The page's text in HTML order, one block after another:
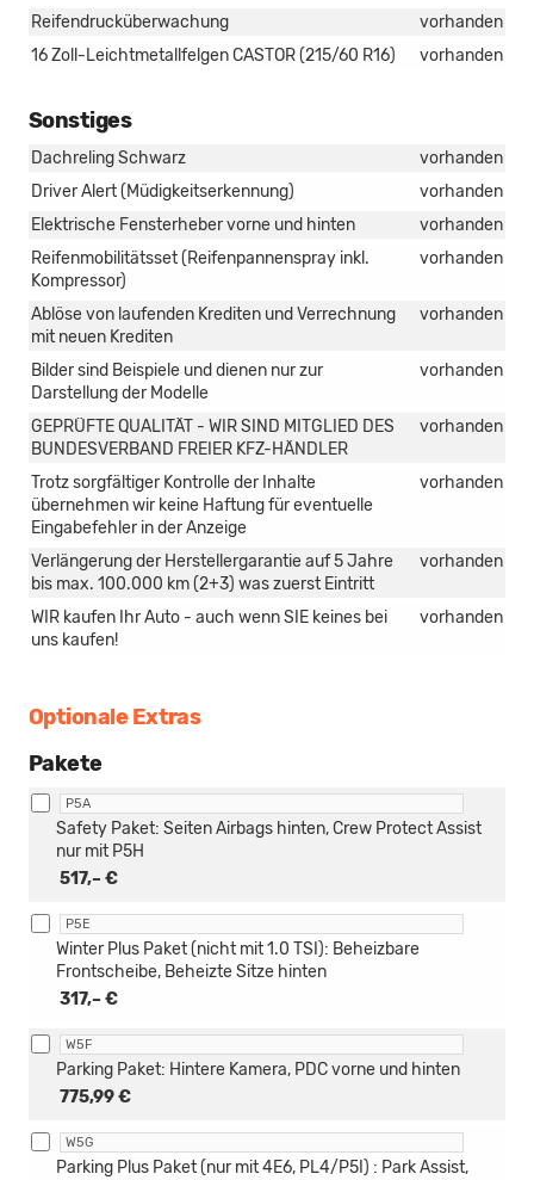
Reifendrucküberwachung
vorhanden
16 Zoll-Leichtmetallfelgen CASTOR (215/60 R16)
vorhanden
Sonstiges
Dachreling Schwarz
vorhanden
Driver Alert (Müdigkeitserkennung)
vorhanden
Elektrische Fensterheber vorne und hinten
vorhanden
Reifenmobilitätsset (Reifenpannenspray inkl.
Kompressor)
vorhanden
Ablöse von laufenden Krediten und Verrechnung
mit neuen Krediten
vorhanden
Bilder sind Beispiele und dienen nur zur
Darstellung der Modelle
vorhanden
GEPRÜFTE QUALITÄT - WIR SIND MITGLIED DES
BUNDESVERBAND FREIER KFZ-HÄNDLER
vorhanden
Trotz sorgfältiger Kontrolle der Inhalte
übernehmen wir keine Haftung für eventuelle
Eingabefehler in der Anzeige
vorhanden
Verlängerung der Herstellergarantie auf 5 Jahre
bis max. 100.000 km (2+3) was zuerst Eintritt
vorhanden
WIR kaufen Ihr Auto - auch wenn SIE keines bei
uns kaufen!
vorhanden
Optionale Extras
Pakete
P5A
517,– €
Safety Paket: Seiten Airbags hinten, Crew Protect Assist
nur mit P5H
P5E
317,– €
Winter Plus Paket (nicht mit 1.0 TSI): Beheizbare
Frontscheibe, Beheizte Sitze hinten
W5F
775,99 €
Parking Paket: Hintere Kamera, PDC vorne und hinten
W5G
Parking Plus Paket (nur mit 4E6, PL4/P5I) : Park Assist,